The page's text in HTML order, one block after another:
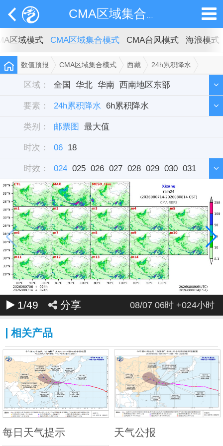
区域模式 CMA区域集合模式 CMA台风模式 海浪模式
数值预报 CMA区域集合模式 西藏 24h累积降水
邮票图
区域： 全国 华北 华南 西南地区东部
西北地区东部 东北 华中
华东
要素： 24h累积降水 6h累积降水
雷达组合反射率
类别： 邮票图 最大值
时次： 06 18
时效： 024 025 026 027 028 029 030 031
032 033 034 035 036 038
040 041 042 043 044 045 046 047
048 049 050 051 052 053 054 055
056 057 058 059 060 061 062 063
064 065 066 067 068 069 070
072
1/49 分享 08/07 06时 +024小时
相关产品
每日天气提示 天气公报